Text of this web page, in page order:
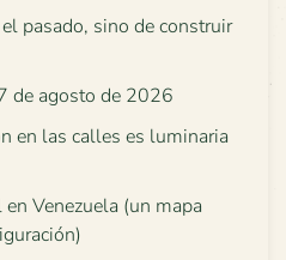
pasado, sino de construir
de agosto de 2026
en las calles es luminaria
Venezuela (un mapa